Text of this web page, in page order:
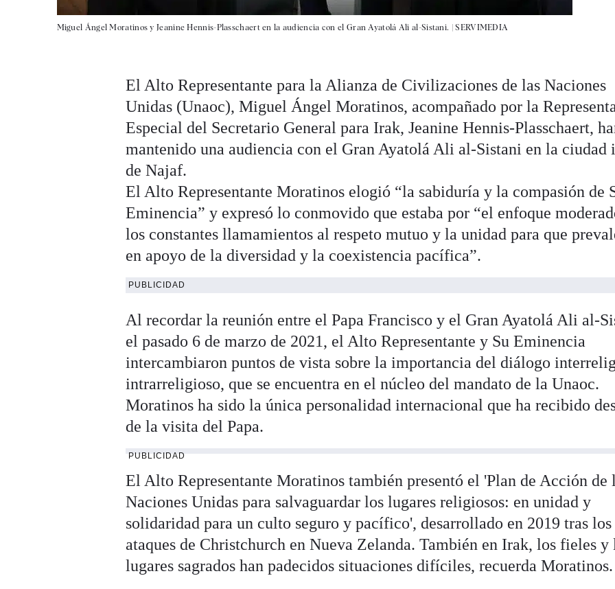
Miguel Ángel Moratinos y Jeanine Hennis-Plasschaert en la audiencia con el Gran Ayatolá Ali al-Sistani. |SERVIMEDIA
El Alto Representante para la Alianza de Civilizaciones de las Naciones
Unidas (Unaoc), Miguel Ángel Moratinos, acompañado por la
Especial del Secretario General para Irak, Jeanine Hennis-Plasschaert,
mantenido una audiencia con el Gran Ayatolá Ali al-Sistani en la ciudad
de Najaf.
El Alto Representante Moratinos elogió “la sabiduría y la compasión de
Eminencia” y expresó lo conmovido que estaba por “el enfoque
los constantes llamamientos al respeto mutuo y la unidad para que
en apoyo de la diversidad y la coexistencia pacífica”.
PUBLICIDAD
Al recordar la reunión entre el Papa Francisco y el Gran Ayatolá Ali al-
el pasado 6 de marzo de 2021, el Alto Representante y Su Eminencia
intercambiaron puntos de vista sobre la importancia del diálogo
intrarreligioso, que se encuentra en el núcleo del mandato de la Unaoc.
Moratinos ha sido la única personalidad internacional que ha recibido
de la visita del Papa.
PUBLICIDAD
El Alto Representante Moratinos también presentó el 'Plan de Acción de
Naciones Unidas para salvaguardar los lugares religiosos: en unidad y
solidaridad para un culto seguro y pacífico', desarrollado en 2019 tras los
ataques de Christchurch en Nueva Zelanda. También en Irak, los fieles y
lugares sagrados han padecidos situaciones difíciles, recuerda Moratinos.